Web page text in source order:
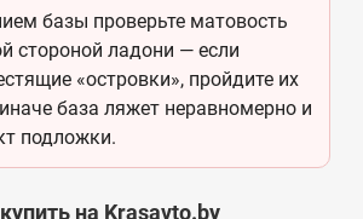
базы проверьте матовость
стороной ладони — если
«островки», пройдите их
база ляжет неравномерно и
подложки.
на Krasavto.by